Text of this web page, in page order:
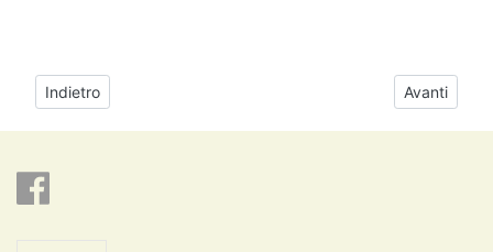
Articolo precedente: Termini e Condizioni Generali
Indietro Articolo
Avanti